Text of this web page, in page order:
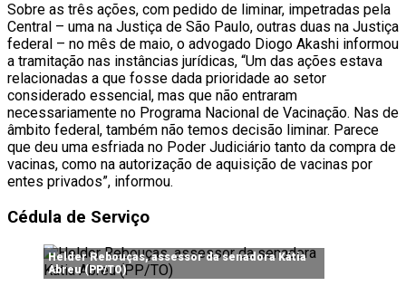
Sobre as três ações, com pedido de liminar, impetradas pela
Central – uma na Justiça de São Paulo, outras duas na Justiça
federal – no mês de maio, o advogado Diogo Akashi informou
a tramitação nas instâncias jurídicas, “Um das ações estava
relacionadas a que fosse dada prioridade ao setor
considerado essencial, mas que não entraram
necessariamente no Programa Nacional de Vacinação. Nas de
âmbito federal, também não temos decisão liminar. Parece
que deu uma esfriada no Poder Judiciário tanto da compra de
vacinas, como na autorização de aquisição de vacinas por
entes privados”, informou.
Cédula de Serviço
Helder Rebouças, assessor da senadora Kátia
Abreu (PP/TO)